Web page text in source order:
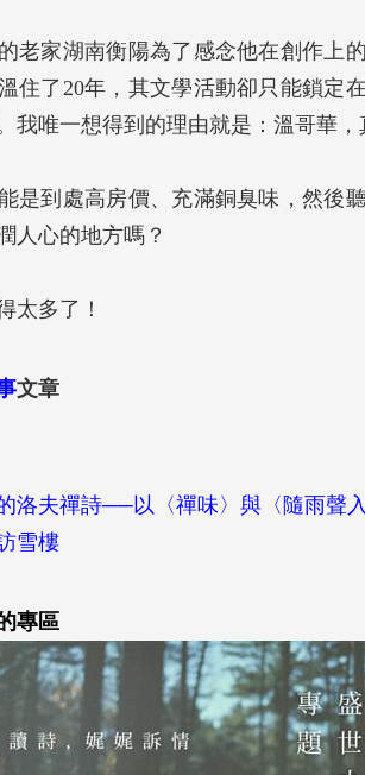
老家湖南衡陽為了感念他在創作上
住了20年，其文學活動卻只能鎖定
我唯一想得到的理由就是：溫哥華，
是到處高房價、充滿銅臭味，然後
人心的地方嗎？
太多了！
文章
洛夫禪詩──以〈禪味〉與〈隨雨聲
雪樓
專區